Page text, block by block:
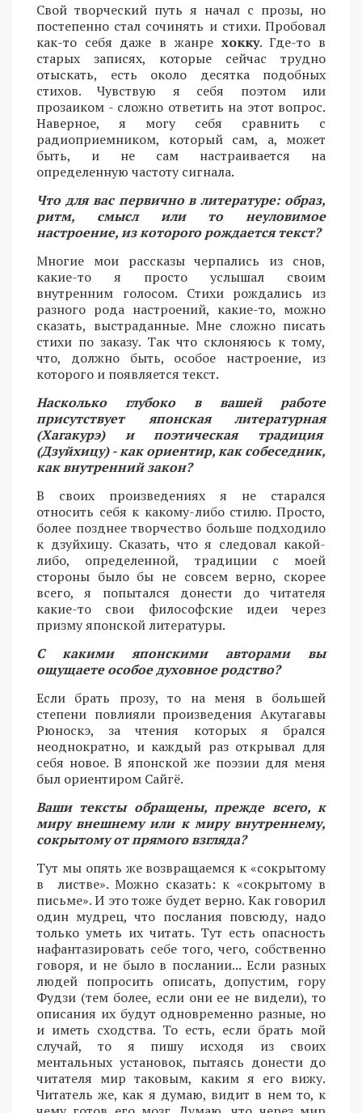
Свой творческий путь я начал с прозы, но
постепенно стал сочинять и стихи. Пробовал
как-то себя даже в жанре хокку. Где-то в
старых записях, которые сейчас трудно
отыскать, есть около десятка подобных
стихов. Чувствую я себя поэтом или
прозаиком - сложно ответить на этот вопрос.
Наверное, я могу себя сравнить с
радиоприемником, который сам, а, может
быть, и не сам настраивается на
определенную частоту сигнала.
Что для вас первично в литературе: образ,
ритм, смысл или то неуловимое
настроение, из которого рождается текст?
Многие мои рассказы черпались из снов,
какие-то я просто услышал своим
внутренним голосом. Стихи рождались из
разного рода настроений, какие-то, можно
сказать, выстраданные. Мне сложно писать
стихи по заказу. Так что склоняюсь к тому,
что, должно быть, особое настроение, из
которого и появляется текст.
Насколько глубоко в вашей работе
присутствует японская литературная
(Хагакурэ) и поэтическая традиция
(Дзуйхицу) - как ориентир, как собеседник,
как внутренний закон?
В своих произведениях я не старался
относить себя к какому-либо стилю. Просто,
более позднее творчество больше подходило
к дзуйхицу. Сказать, что я следовал какой-
либо, определенной, традиции с моей
стороны было бы не совсем верно, скорее
всего, я попытался донести до читателя
какие-то свои философские идеи через
призму японской литературы.
С какими японскими авторами вы
ощущаете особое духовное родство?
Если брать прозу, то на меня в большей
степени повлияли произведения Акутагавы
Рюноскэ, за чтения которых я брался
неоднократно, и каждый раз открывал для
себя новое. В японской же поэзии для меня
был ориентиром Сайгё.
Ваши тексты обращены, прежде всего, к
миру внешнему или к миру внутреннему,
сокрытому от прямого взгляда?
Тут мы опять же возвращаемся к «сокрытому
в листве». Можно сказать: к «сокрытому в
письме». И это тоже будет верно. Как говорил
один мудрец, что послания повсюду, надо
только уметь их читать. Тут есть опасность
нафантазировать себе того, чего, собственно
говоря, и не было в послании... Если разных
людей попросить описать, допустим, гору
Фудзи (тем более, если они ее не видели), то
описания их будут одновременно разные, но
и иметь сходства. То есть, если брать мой
случай, то я пишу исходя из своих
ментальных установок, пытаясь донести до
читателя мир таковым, каким я его вижу.
Читатель же, как я думаю, видит в нем то, к